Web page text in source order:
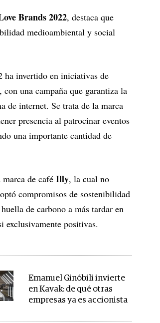
Brands 2022, destaca que
medioambiental y social
ha invertido en iniciativas de
una campaña que garantiza la
de internet. Se trata de la marca
presencia al patrocinar eventos
una importante cantidad de
de café Illy, la cual no
compromisos de sostenibilidad
de carbono a más tardar en
exclusivamente positivas.
Emanuel Ginóbili invierte
en Kavak: de qué otras
empresas ya es accionista